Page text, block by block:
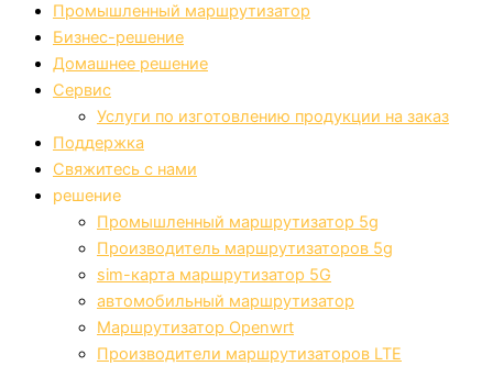
Промышленный маршрутизатор
Бизнес-решение
Домашнее решение
Сервис
Услуги по изготовлению продукции на заказ
Поддержка
Свяжитесь с нами
решение
Промышленный маршрутизатор 5g
Производитель маршрутизаторов 5g
sim-карта маршрутизатор 5G
автомобильный маршрутизатор
Маршрутизатор Openwrt
Производители маршрутизаторов LTE